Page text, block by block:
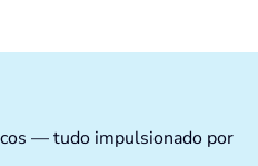
— tudo impulsionado por